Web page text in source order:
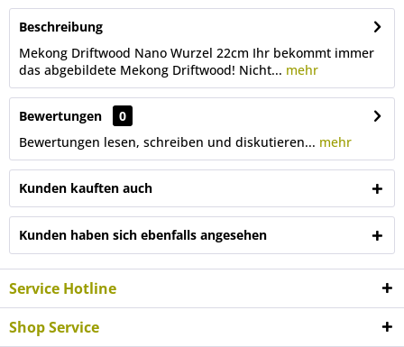
Beschreibung
Mekong Driftwood Nano Wurzel 22cm Ihr bekommt immer
das abgebildete Mekong Driftwood! Nicht... mehr
Bewertungen
0
Bewertungen lesen, schreiben und diskutieren... mehr
Kunden kauften auch
Kunden haben sich ebenfalls angesehen
Service Hotline
Shop Service